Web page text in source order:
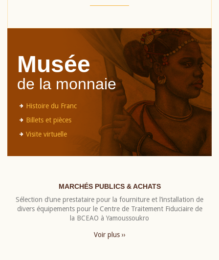
Musée
de la monnaie
Histoire du Franc
Billets et pièces
Visite virtuelle
MARCHÉS PUBLICS & ACHATS
Sélection d’une prestataire pour la fourniture et l’installation de
divers équipements pour le Centre de Traitement Fiduciaire de
la BCEAO à Yamoussoukro
Voir plus ››